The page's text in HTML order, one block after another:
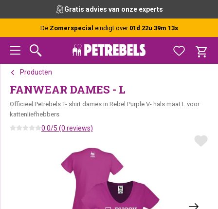
hoofdnavigatie
hoofd
inhoud
voettekst
Vóór 15:00 besteld, vandaag
De Zomerspecial eindigt over 01d 22u 39m 13s
Producten
FANWEAR DAMES - L
Officieel Petrebels T- shirt dames in Rebel Purple V- hals maat L voor
kattenliefhebbers
0.0/5 (0 reviews)